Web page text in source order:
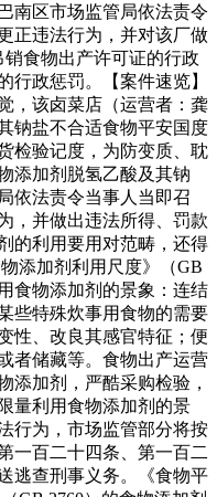
南区市场监管局依法责令
正违法行为，并对该厂做
食物出产许可证的行政
行政惩罚。【案件速览】
，该卤菜店（运营者：龚
钠盐不合适食物平安国度
检验记度，为防变质、耽
添加剂脱氢乙酸及其钠
依法责令当事人当即召
，并做出违法所得、罚款
的利用要用对范畴，还得
添加剂利用尺度》（GB
食物添加剂的景象：连结
些特殊炊事用食物的需要
性、改良其感官特征；便
者储藏等。食物出产运营
添加剂，严酷采购检验，
量利用食物添加剂的景
行为，市场监管部分将按
一百二十四条、第一百二
逃查刑事义务。《食物平